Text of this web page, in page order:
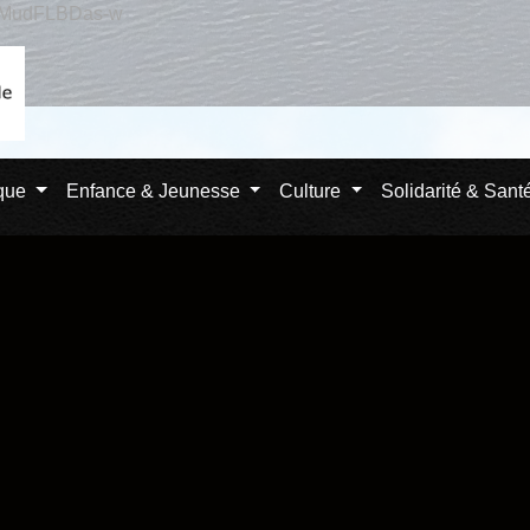
w
Enfance & Jeunesse Culture Solidarité &